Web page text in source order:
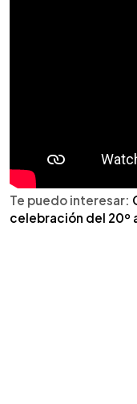
Te puedo interesar:
celebración del 20º